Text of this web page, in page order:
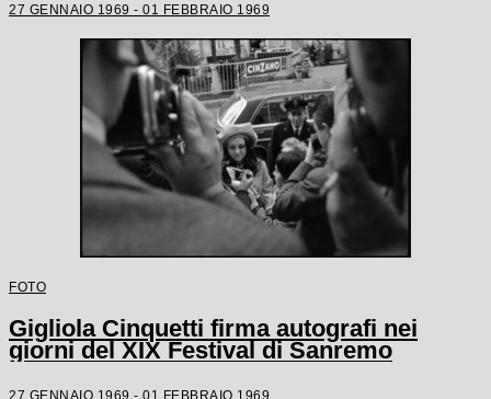
27 GENNAIO 1969 - 01 FEBBRAIO 1969
FOTO
Gigliola Cinquetti firma autografi nei
giorni del XIX Festival di Sanremo
27 GENNAIO 1969 - 01 FEBBRAIO 1969